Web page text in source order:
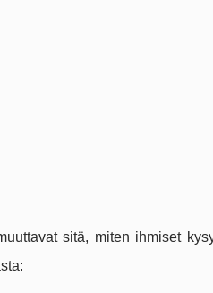
sitä, miten ihmiset